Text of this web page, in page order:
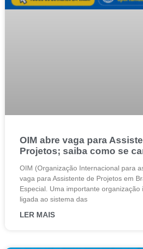
OIM abre vaga para
Projetos; saiba como se
OIM (Organização Internacional para
vaga para Assistente de Projetos em
Especial. Uma importante organização
ligada ao sistema das
LER MAIS